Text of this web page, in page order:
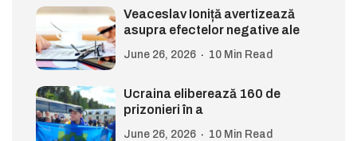
Veaceslav Ioniță avertizează
asupra efectelor negative ale
June 26, 2026 10 Min Read
Ucraina eliberează 160 de
prizonieri în a
June 26, 2026 10 Min Read